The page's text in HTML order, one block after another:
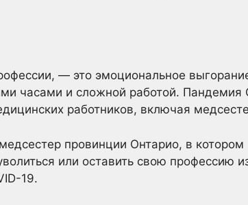
— это эмоциональное
часами и сложной работой. Пандемия
работников, включая
провинции Онтарио, в котором
или оставить свою профессию
19.